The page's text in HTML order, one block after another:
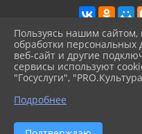
2026 г. dkkab.gelendzhik-
Вход
Карта сайта
Политика обработки
Сделано на KubCMS
Пользуясь нашим сайтом,
обработки
веб-сайт и другие
сервисы используют
"Госуслуги",
Подробнее